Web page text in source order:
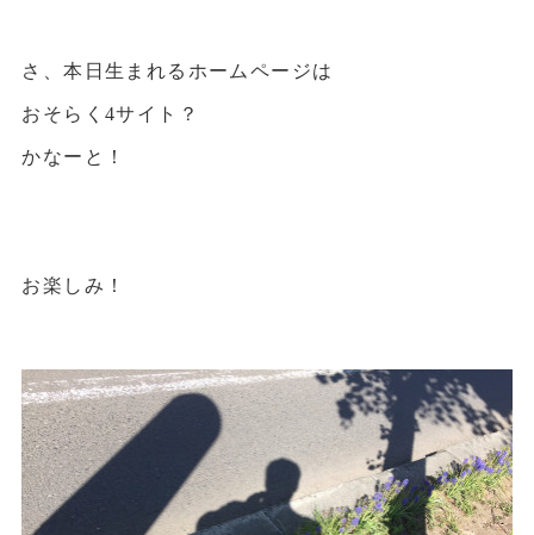
さ、本日生まれるホームページは
おそらく4サイト？
かなーと！
お楽しみ！